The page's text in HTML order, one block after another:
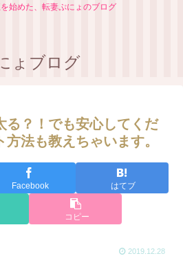
始めた、転妻ぷにょのブログ
ょブログ
る？！でも安心してくだ
法も教えちゃいます。
Facebook はてブ
コピー
2019.12.28